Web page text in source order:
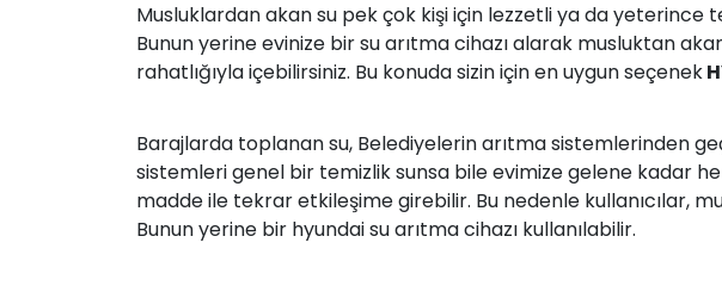
Musluklardan akan su pek çok kişi için lezzetli ya da
Bunun yerine evinize bir su arıtma cihazı alarak musluktan
rahatlığıyla içebilirsiniz. Bu konuda sizin için en uygun seçenek
Barajlarda toplanan su, Belediyelerin arıtma sistemlerinden
sistemleri genel bir temizlik sunsa bile evimize gelene kadar
madde ile tekrar etkileşime girebilir. Bu nedenle kullanıcılar,
Bunun yerine bir hyundai su arıtma cihazı kullanılabilir.